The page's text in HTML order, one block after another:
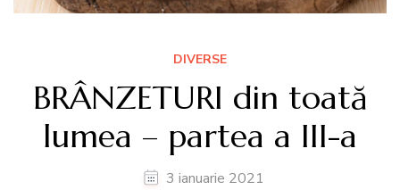
DIVERSE
BRÂNZETURI din toată
lumea – partea a III-a
3 ianuarie 2021